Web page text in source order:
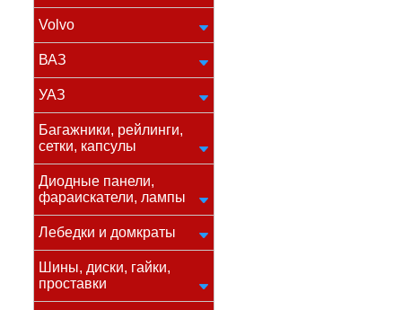
Volvo
ВАЗ
УАЗ
Багажники, рейлинги,
сетки, капсулы
Диодные панели,
фараискатели, лампы
Лебедки и домкраты
Шины, диски, гайки,
проставки